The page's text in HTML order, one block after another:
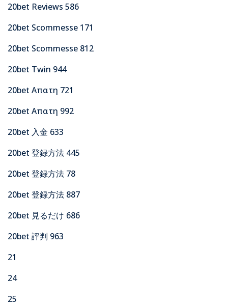
20bet Reviews 586
20bet Scommesse 171
20bet Scommesse 812
20bet Twin 944
20bet Απατη 721
20bet Απατη 992
20bet 入金 633
20bet 登録方法 445
20bet 登録方法 78
20bet 登録方法 887
20bet 見るだけ 686
20bet 評判 963
21
24
25